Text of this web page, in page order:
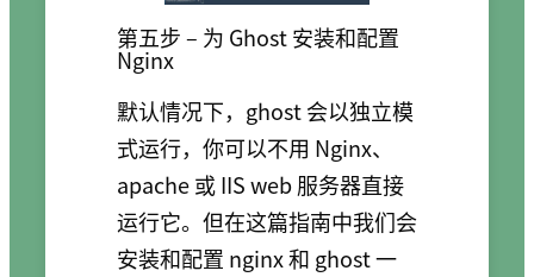
第五步 – 为 Ghost 安装和配置
Nginx
默认情况下，ghost 会以独立模
式运行，你可以不用 Nginx、
apache 或 IIS web 服务器直接
运行它。但在这篇指南中我们会
安装和配置 nginx 和 ghost 一